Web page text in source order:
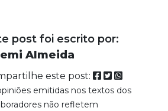
post foi escrito por:
Almeida
este post:
emitidas nos textos dos
não refletem